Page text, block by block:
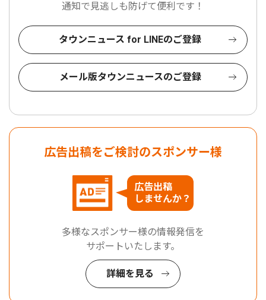
通知で見逃しも防げて便利です！
タウンニュース for LINEのご登録
メール版タウンニュースのご登録
広告出稿をご検討のスポンサー様
広告出稿
しませんか？
多様なスポンサー様の情報発信を
サポートいたします。
詳細を見る